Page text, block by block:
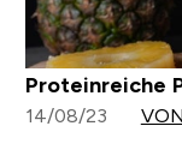
Proteinreiche
14/08/23